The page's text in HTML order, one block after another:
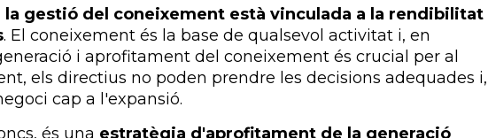
la gestió del coneixement està vinculada a la rendibilitat
. El coneixement és la base de qualsevol activitat i, en
i aprofitament del coneixement és crucial per al
els directius no poden prendre les decisions adequades i,
cap a l'expansió.
és una estratègia d'aprofitament de la generació